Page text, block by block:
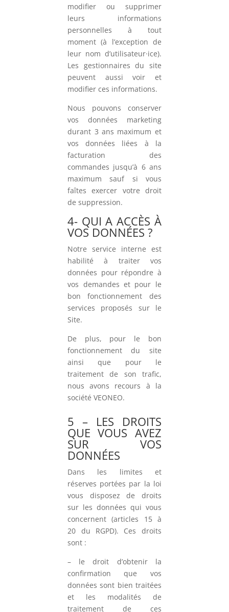
modifier ou supprimer
leurs informations
personnelles à tout
moment (à l’exception de
leur nom d’utilisateur·ice).
Les gestionnaires du site
peuvent aussi voir et
modifier ces informations.
Nous pouvons conserver
vos données marketing
durant 3 ans maximum et
vos données liées à la
facturation des
commandes jusqu’à 6 ans
maximum sauf si vous
faîtes exercer votre droit
de suppression.
4- QUI A ACCÈS À
VOS DONNÉES ?
Notre service interne est
habilité à traiter vos
données pour répondre à
vos demandes et pour le
bon fonctionnement des
services proposés sur le
Site.
De plus, pour le bon
fonctionnement du site
ainsi que pour le
traitement de son trafic,
nous avons recours à la
société VEONEO.
5 – LES DROITS
QUE VOUS AVEZ
SUR VOS
DONNÉES
Dans les limites et
réserves portées par la loi
vous disposez de droits
sur les données qui vous
concernent (articles 15 à
20 du RGPD). Ces droits
sont :
– le droit d’obtenir la
confirmation que vos
données sont bien traitées
et les modalités de
traitement de ces